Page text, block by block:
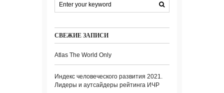
СВЕЖИЕ ЗАПИСИ
Atlas The World Only
Индекс человеческого развития 2021.
Лидеры и аутсайдеры рейтинга ИЧР